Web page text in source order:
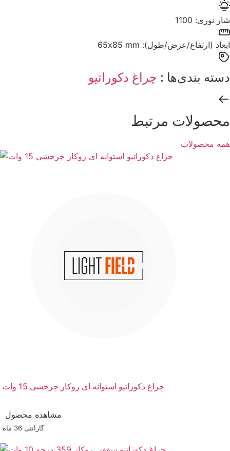
شار نوری: ‌1100
ابعاد (ارتفاع/عرض/طول): ‌65x85 mm
دسته بندی‌ها : ‌ چراغ دکوراتیو
محصولات مرتبط
همه محصولات
چراغ دکوراتیو استوانه ای روکار چرخشی 15 وات
مشاهده محصول
گارانتی ‌36 ماه